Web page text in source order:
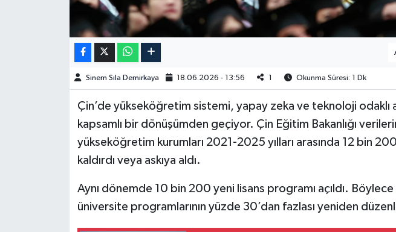
Sinem Sıla Demirkaya 18.06.2026 - 13:56 Okunma Süresi: 1 Dk
Çin’de yükseköğretim sistemi, yapay zeka ve teknoloji odaklı
kapsamlı bir dönüşümden geçiyor. Çin Eğitim Bakanlığı
yükseköğretim kurumları 2021-2025 yılları arasında 12 bin
kaldırdı veya askıya aldı.
Aynı dönemde 10 bin 200 yeni lisans programı açıldı.
üniversite programlarının yüzde 30’dan fazlası yeniden
Kim kimdir?
Kültür Sanat
Teknoloji
Televizyon